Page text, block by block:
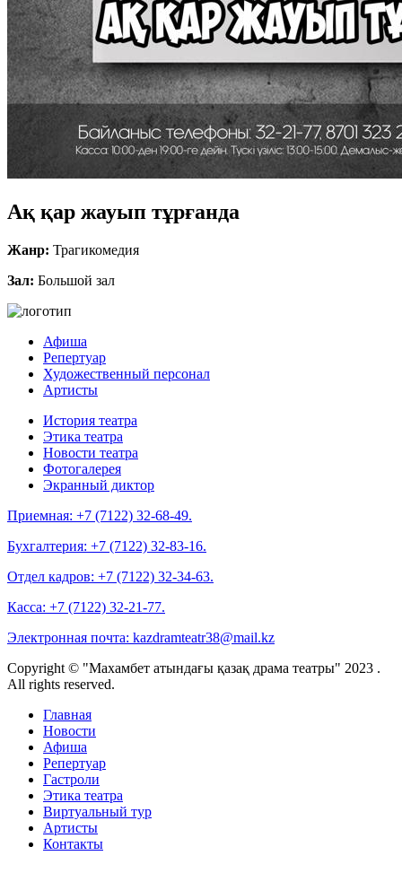
Ақ қар жауып тұрғанда
Жанр: Трагикомедия
Зал: Большой зал
Афиша
Репертуар
Художественный персонал
Артисты
История театра
Этика театра
Новости театра
Фотогалерея
Экранный диктор
Приемная: +7 (7122) 32-68-49.
Бухгалтерия: +7 (7122) 32-83-16.
Отдел кадров: +7 (7122) 32-34-63.
Касса: +7 (7122) 32-21-77.
Электронная почта: kazdramteatr38@mail.kz
Copyright © "Махамбет атындағы қазақ драма театры" 2023 .
All rights reserved.
Главная
Новости
Афиша
Репертуар
Гастроли
Этика театра
Виртуальный тур
Артисты
Контакты